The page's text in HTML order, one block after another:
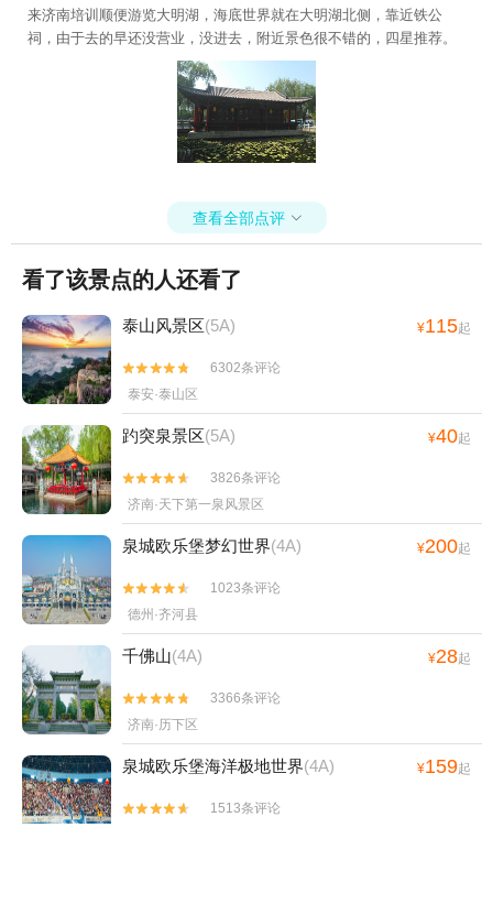
来济南培训顺便游览大明湖，海底世界就在大明湖北侧，靠近铁公
祠，由于去的早还没营业，没进去，附近景色很不错的，四星推荐。
查看全部点评 
看了该景点的人还看了
泰山风景区(5A) ¥115起


6302条评论
泰安·泰山区
趵突泉景区(5A) ¥40起


3826条评论
济南·天下第一泉风景区
泉城欧乐堡梦幻世界(4A) ¥200起


1023条评论
德州·齐河县
千佛山(4A) ¥28起


3366条评论
济南·历下区
泉城欧乐堡海洋极地世界(4A) ¥159起


1513条评论